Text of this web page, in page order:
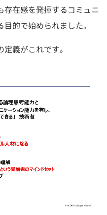
存在感を発揮するコミュニ
的で始められました。
義がこれです。